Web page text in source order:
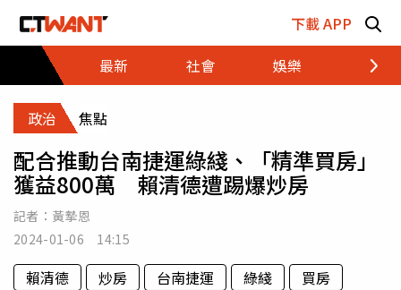
下載 APP
最新
社會 娛樂 財經
政治 焦點
配合推動台南捷運綠綫、「精準買房」
獲益800萬 賴清德遭踢爆炒房
記者： 黃摯恩
2024-01-06 14:15
賴清德 炒房 台南捷運 綠綫
買房